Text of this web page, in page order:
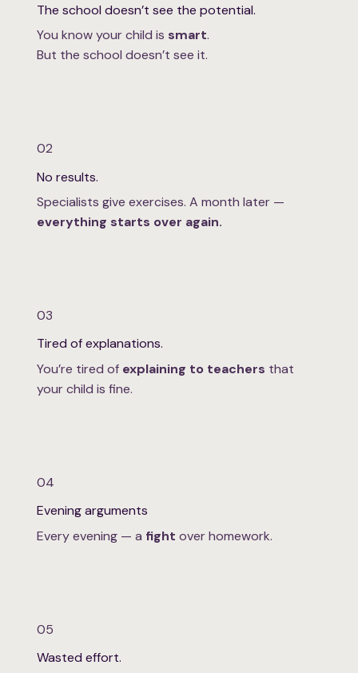
The school doesn’t see the potential.
You know your child is smart.
But the school doesn’t see it.
02
No results.
Specialists give exercises. A month later —
everything starts over again.
03
Tired of explanations.
You’re tired of explaining to teachers that
your child is fine.
04
Evening arguments
Every evening — a fight over homework.
05
Wasted effort.